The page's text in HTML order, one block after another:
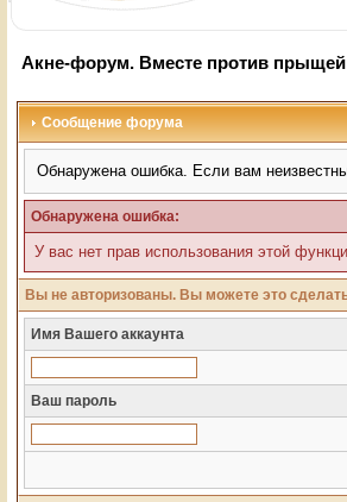
Акне-форум. Вместе против прыщей
Сообщение форума
Обнаружена ошибка. Если вам
Обнаружена ошибка:
У вас нет прав использования этой
Вы не авторизованы. Вы можете это
Имя Вашего аккаунта
Ваш пароль